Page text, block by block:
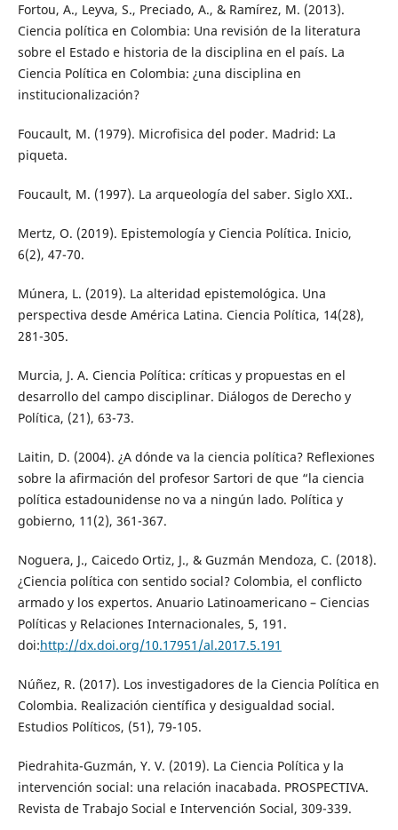
Fortou, A., Leyva, S., Preciado, A., & Ramírez, M. (2013).
Ciencia política en Colombia: Una revisión de la literatura
sobre el Estado e historia de la disciplina en el país. La
Ciencia Política en Colombia: ¿una disciplina en
institucionalización?
Foucault, M. (1979). Microfisica del poder. Madrid: La
piqueta.
Foucault, M. (1997). La arqueología del saber. Siglo XXI..
Mertz, O. (2019). Epistemología y Ciencia Política. Inicio,
6(2), 47-70.
Múnera, L. (2019). La alteridad epistemológica. Una
perspectiva desde América Latina. Ciencia Política, 14(28),
281-305.
Murcia, J. A. Ciencia Política: críticas y propuestas en el
desarrollo del campo disciplinar. Diálogos de Derecho y
Política, (21), 63-73.
Laitin, D. (2004). ¿A dónde va la ciencia política? Reflexiones
sobre la afirmación del profesor Sartori de que “la ciencia
política estadounidense no va a ningún lado. Política y
gobierno, 11(2), 361-367.
Noguera, J., Caicedo Ortiz, J., & Guzmán Mendoza, C. (2018).
¿Ciencia política con sentido social? Colombia, el conflicto
armado y los expertos. Anuario Latinoamericano – Ciencias
Políticas y Relaciones Internacionales, 5, 191.
doi:http://dx.doi.org/10.17951/al.2017.5.191
Núñez, R. (2017). Los investigadores de la Ciencia Política en
Colombia. Realización científica y desigualdad social.
Estudios Políticos, (51), 79-105.
Piedrahita-Guzmán, Y. V. (2019). La Ciencia Política y la
intervención social: una relación inacabada. PROSPECTIVA.
Revista de Trabajo Social e Intervención Social, 309-339.